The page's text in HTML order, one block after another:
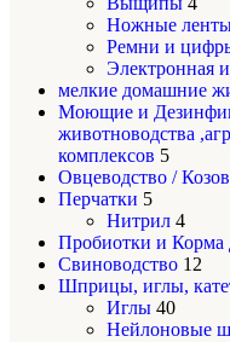
Ножные
Ремни и
Электронная
мелкие домашние
Моющие и
животноводства
комплексов 5
Овцеводство /
Перчатки 5
Нитрил 4
Пробиотки и
Свиноводство 12
Шприцы, иглы,
Иглы 40
Нейлоновые